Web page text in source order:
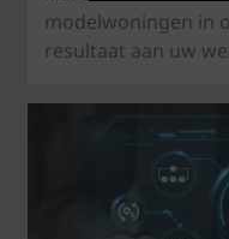
modelwoningen in
resultaat aan uw